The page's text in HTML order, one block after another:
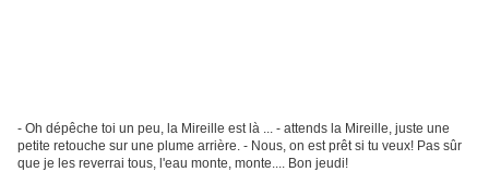
- Oh dépêche toi un peu, la Mireille est là ... - attends la Mireille, juste une
petite retouche sur une plume arrière. - Nous, on est prêt si tu veux! Pas sûr
que je les reverrai tous, l'eau monte, monte.... Bon jeudi!